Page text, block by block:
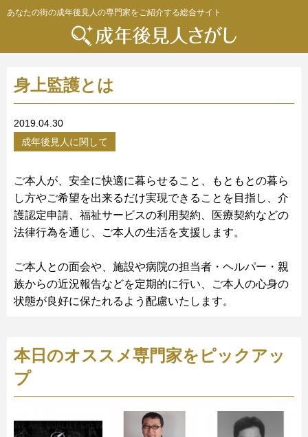
あなたの街の成年後見人の専門家をご紹介する総合サイト
身上監護とは
2019.04.30
成年後見人に関して
ご本人が、安全に快適に暮らせること、もともとの暮ら
し方やご希望を出来るだけ実現できることを目指し、介
護認定申請、福祉サービスの利用契約、医療契約などの
法律行為を通じ、ご本人の生活を支援します。
ご本人との面会や、施設や病院の担当者・ヘルパー・親
族からの近況報告などを定期的に行い、ご本人の心身の
状態が良好に保たれるよう配慮いたします。
本日のオススメ専門家をピックアッ
プ